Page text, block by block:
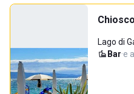
Lago di
Bar·e